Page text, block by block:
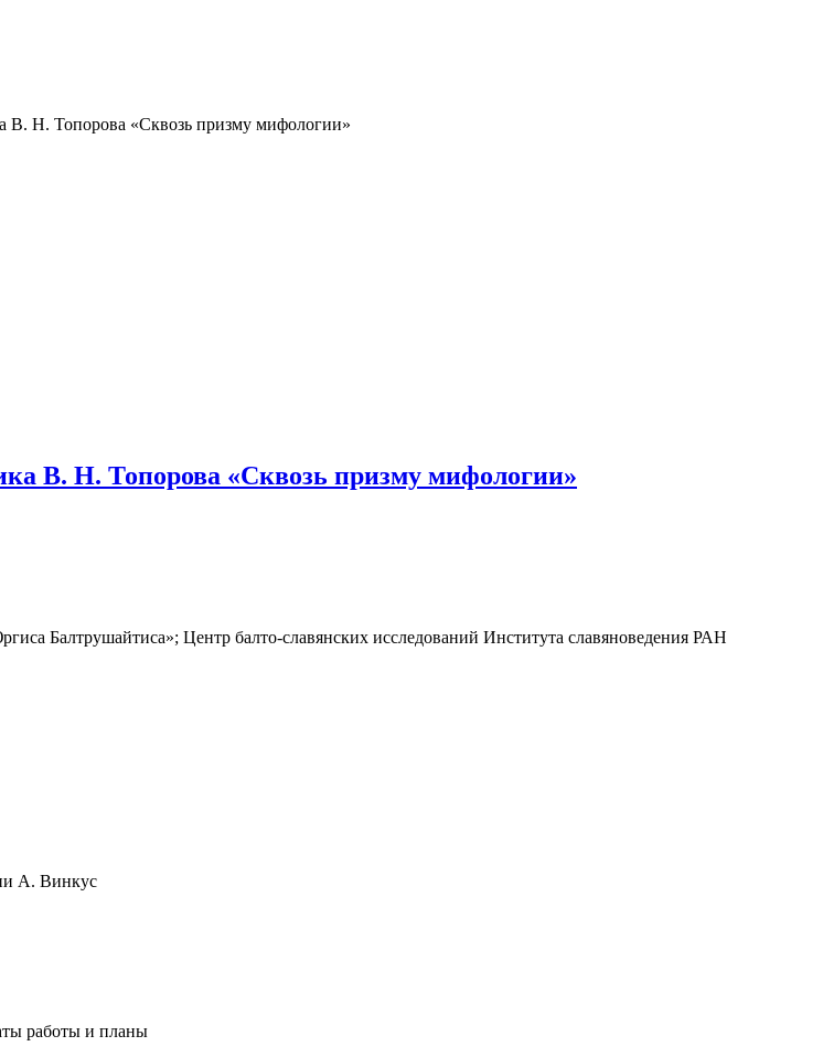
В. Н. Топорова «Сквозь призму мифологии»
В. Н. Топорова «Сквозь призму мифологии»
Балтрушайтиса»; Центр балто-славянских исследований Института славяноведения РАН
А. Винкус
работы и планы